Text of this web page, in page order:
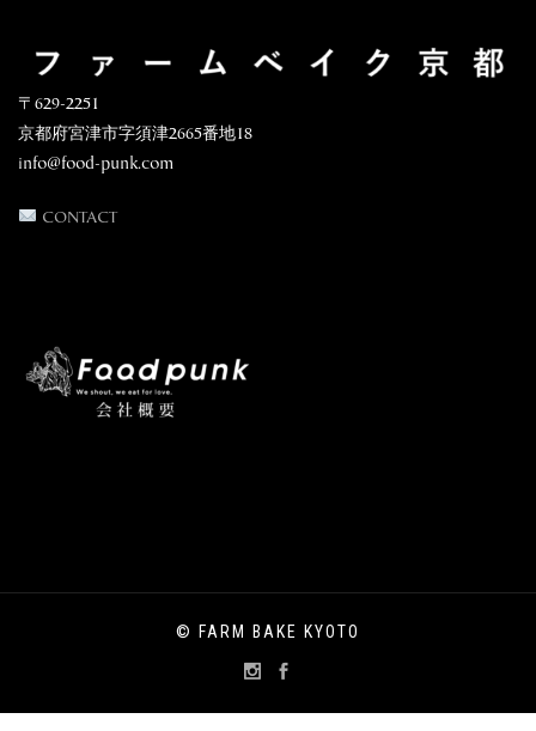
〒629-2251
京都府宮津市字須津2665番地18
info@food-punk.com
CONTACT
© FARM BAKE KYOTO